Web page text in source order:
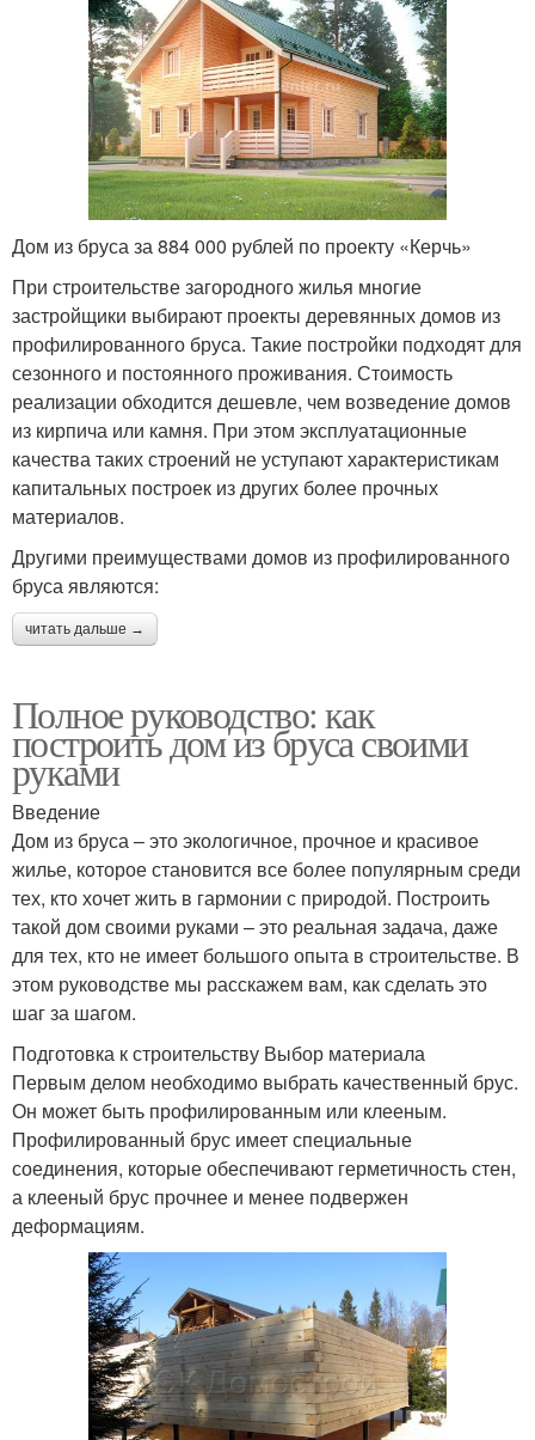
Дом из бруса за 884 000 рублей по проекту «Керчь»
При строительстве загородного жилья многие
застройщики выбирают проекты деревянных домов из
профилированного бруса. Такие постройки подходят для
сезонного и постоянного проживания. Стоимость
реализации обходится дешевле, чем возведение домов
из кирпича или камня. При этом эксплуатационные
качества таких строений не уступают характеристикам
капитальных построек из других более прочных
материалов.
Другими преимуществами домов из профилированного
бруса являются:
читать дальше →
Полное руководство: как
построить дом из бруса своими
руками
Введение
Дом из бруса – это экологичное, прочное и красивое
жилье, которое становится все более популярным среди
тех, кто хочет жить в гармонии с природой. Построить
такой дом своими руками – это реальная задача, даже
для тех, кто не имеет большого опыта в строительстве. В
этом руководстве мы расскажем вам, как сделать это
шаг за шагом.
Подготовка к строительству Выбор материала
Первым делом необходимо выбрать качественный брус.
Он может быть профилированным или клееным.
Профилированный брус имеет специальные
соединения, которые обеспечивают герметичность стен,
а клееный брус прочнее и менее подвержен
деформациям.